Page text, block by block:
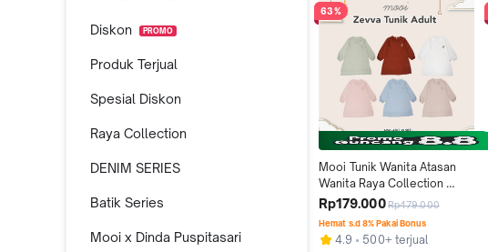
Diskon PROMO
Produk Terjual
Spesial Diskon
Raya Collection
DENIM SERIES
Batik Series
Mooi x Dinda Puspitasari
63%
Mooi Tunik Wanita Atasan
Wanita Raya Collection
Zevva Tunik Adult
Rp179.000Rp479.000
Hemat s.d 8% Pakai Bonus
4.9 500+ terjual